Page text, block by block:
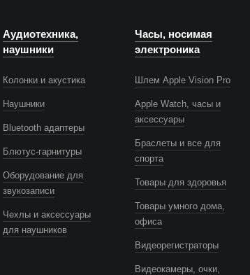
Аудиотехника,
наушники
Колонки и акустика
Наушники
Bluetooth адаптеры
Блютус-гарнитуры
Оборудование для
звукозаписи
Чехлы и аксессуары
для наушников
Часы, носимая
электроника
Шлем Apple Vision Pro
Apple Watch, часы и
аксессуары
Браслеты и все для
спорта
Товары для здоровья
Товары умного дома,
офиса
Видеорегистраторы
Видеокамеры, очки,